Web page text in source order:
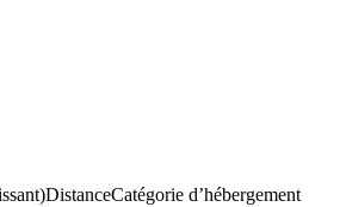
DistanceCatégorie d’hébergement